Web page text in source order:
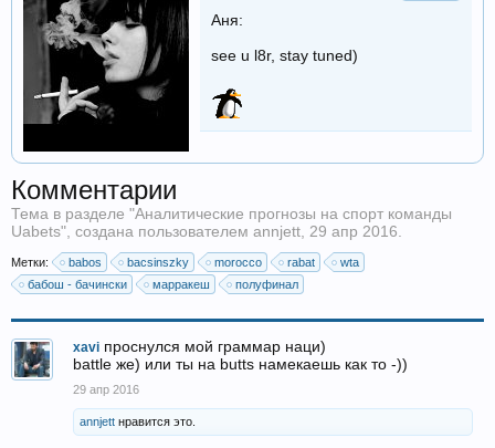
Аня:
see u l8r, stay tuned)
Комментарии
Тема в разделе "Аналитические прогнозы на спорт команды
Uabets", создана пользователем annjett, 29 апр 2016.
Метки: babos bacsinszky morocco rabat
wta
бабош - бачински
марракеш полуфинал
xavi проснулся мой граммар наци)
battle же) или ты на butts намекаешь как то -))
29 апр 2016
annjett нравится это.